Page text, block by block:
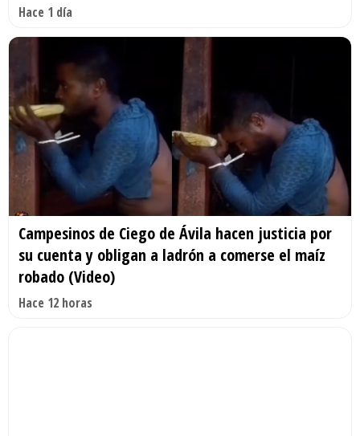
Hace 1 día
Campesinos de Ciego de Ávila hacen justicia por
su cuenta y obligan a ladrón a comerse el maíz
robado (Video)
Hace 12 horas